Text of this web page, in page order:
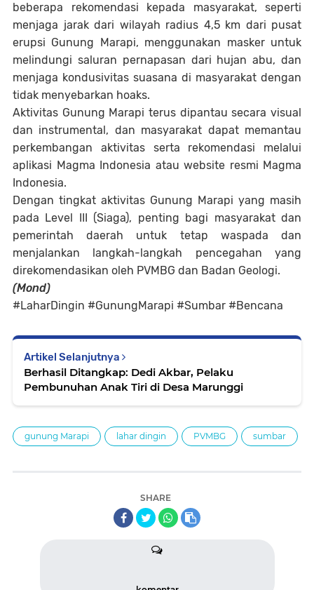
beberapa rekomendasi kepada masyarakat, seperti
menjaga jarak dari wilayah radius 4,5 km dari pusat
erupsi Gunung Marapi, menggunakan masker untuk
melindungi saluran pernapasan dari hujan abu, dan
menjaga kondusivitas suasana di masyarakat dengan
tidak menyebarkan hoaks.
Aktivitas Gunung Marapi terus dipantau secara visual
dan instrumental, dan masyarakat dapat memantau
perkembangan aktivitas serta rekomendasi melalui
aplikasi Magma Indonesia atau website resmi Magma
Indonesia.
Dengan tingkat aktivitas Gunung Marapi yang masih
pada Level III (Siaga), penting bagi masyarakat dan
pemerintah daerah untuk tetap waspada dan
menjalankan langkah-langkah pencegahan yang
direkomendasikan oleh PVMBG dan Badan Geologi.
(Mond)
#LaharDingin #GunungMarapi #Sumbar #Bencana
Artikel Selanjutnya
Berhasil Ditangkap: Dedi Akbar, Pelaku
Pembunuhan Anak Tiri di Desa Marunggi
gunung Marapi lahar dingin PVMBG sumbar
SHARE